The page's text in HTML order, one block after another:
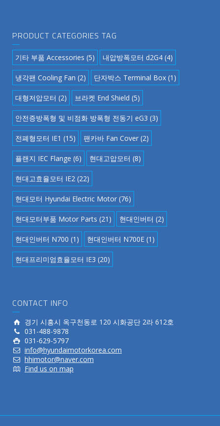
PRODUCT CATEGORIES TAG
기타 부품 Accessories (5) 내압방폭모터 d2G4 (4)
냉각팬 Cooling Fan (2) 단자박스 Terminal Box (1)
대형저압모터 (2) 브라켓 End Shield (5)
안전증방폭형 및 비점화 방폭형 전동기 eG3 (3)
전폐형모터 IE1 (15) 팬카바 Fan Cover (2)
플랜지 IEC Flange (6) 현대고압모터 (8)
현대고효율모터 IE2 (22)
현대모터 Hyundai Electric Motor (76)
현대모터부품 Motor Parts (21) 현대인버터 (2)
현대인버터 N700 (1) 현대인버터 N700E (1)
현대프리미엄효율모터 IE3 (20)
CONTACT INFO
경기 시흥시 옥구천동로 120 시화공단 2라 612호
031-488-9878
031-629-5797
info@hyundaimotorkorea.com
hhimotor@naver.com
Find us on map